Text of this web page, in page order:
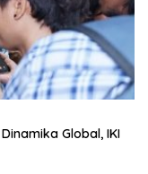
Global, IKI